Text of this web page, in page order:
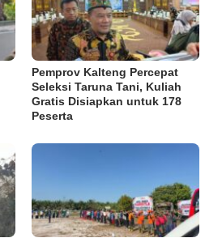
Pemprov Kalteng Percepat
Seleksi Taruna Tani, Kuliah
Gratis Disiapkan untuk 178
Peserta